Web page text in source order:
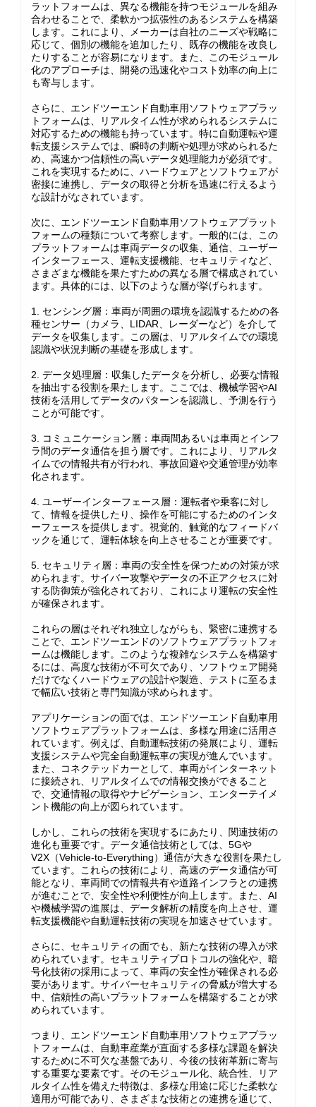
ラットフォームは、異なる機能を持つモジュールを組み
合わせることで、柔軟かつ拡張性のあるシステムを構築
します。これにより、メーカーは自社のニーズや戦略に
応じて、個別の機能を追加したり、既存の機能を改良し
たりすることが容易になります。また、このモジュール
化のアプローチは、開発の迅速化やコスト効率の向上に
も寄与します。
さらに、エンドツーエンド自動車用ソフトウェアプラッ
トフォームは、リアルタイム性が求められるシステムに
対応するための機能も持っています。特に自動運転や運
転支援システムでは、瞬時の判断や処理が求められるた
め、高速かつ信頼性の高いデータ処理能力が必須です。
これを実現するために、ハードウェアとソフトウェアが
密接に連携し、データの取得と分析を迅速に行えるよう
な設計がなされています。
次に、エンドツーエンド自動車用ソフトウェアプラット
フォームの種類について考察します。一般的には、この
プラットフォームは車両データの収集、通信、ユーザー
インターフェース、運転支援機能、セキュリティなど、
さまざまな機能を果たすための異なる層で構成されてい
ます。具体的には、以下のような層が挙げられます。
1. センシング層：車両が周囲の環境を認識するための各
種センサー（カメラ、LIDAR、レーダーなど）を介して
データを収集します。この層は、リアルタイムでの環境
認識や状況判断の基礎を形成します。
2. データ処理層：収集したデータを分析し、必要な情報
を抽出する役割を果たします。ここでは、機械学習やAI
技術を活用してデータのパターンを認識し、予測を行う
ことが可能です。
3. コミュニケーション層：車両間あるいは車両とインフ
ラ間のデータ通信を担う層です。これにより、リアルタ
イムでの情報共有が行われ、事故回避や交通管理が効率
化されます。
4. ユーザーインターフェース層：運転者や乗客に対し
て、情報を提供したり、操作を可能にするためのインタ
ーフェースを提供します。視覚的、触覚的なフィードバ
ックを通じて、運転体験を向上させることが重要です。
5. セキュリティ層：車両の安全性を保つための対策が求
められます。サイバー攻撃やデータの不正アクセスに対
する防御策が強化されており、これにより運転の安全性
が確保されます。
これらの層はそれぞれ独立しながらも、緊密に連携する
ことで、エンドツーエンドのソフトウェアプラットフォ
ームは機能します。このような複雑なシステムを構築す
るには、高度な技術が不可欠であり、ソフトウェア開発
だけでなくハードウェアの設計や製造、テストに至るま
で幅広い技術と専門知識が求められます。
アプリケーションの面では、エンドツーエンド自動車用
ソフトウェアプラットフォームは、多様な用途に活用さ
れています。例えば、自動運転技術の発展により、運転
支援システムや完全自動運転車の実現が進んでいます。
また、コネクテッドカーとして、車両がインターネット
に接続され、リアルタイムでの情報交換ができること
で、交通情報の取得やナビゲーション、エンターテイメ
ント機能の向上が図られています。
しかし、これらの技術を実現するにあたり、関連技術の
進化も重要です。データ通信技術としては、5Gや
V2X（Vehicle-to-Everything）通信が大きな役割を果たし
ています。これらの技術により、高速のデータ通信が可
能となり、車両間での情報共有や道路インフラとの連携
が進むことで、安全性や利便性が向上します。また、AI
や機械学習の進展は、データ解析の精度を向上させ、運
転支援機能や自動運転技術の実現を加速させています。
さらに、セキュリティの面でも、新たな技術の導入が求
められています。セキュリティプロトコルの強化や、暗
号化技術の採用によって、車両の安全性が確保される必
要があります。サイバーセキュリティの脅威が増大する
中、信頼性の高いプラットフォームを構築することが求
められています。
つまり、エンドツーエンド自動車用ソフトウェアプラッ
トフォームは、自動車産業が直面する多様な課題を解決
するために不可欠な基盤であり、今後の技術革新に寄与
する重要な要素です。そのモジュール化、統合性、リア
ルタイム性を備えた特徴は、多様な用途に応じた柔軟な
適用が可能であり、さまざまな技術との連携を通じて、